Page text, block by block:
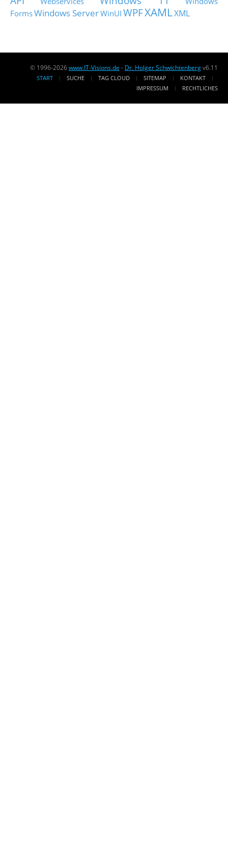
FormsWindows ServerWinUI WPFXAMLXML
© 1996-2026www.IT-Visions.de - Dr. Holger Schwichtenbergv6.11
START SUCHE TAG CLOUD SITEMAP
KONTAKT
IMPRESSUM
RECHTLICHES